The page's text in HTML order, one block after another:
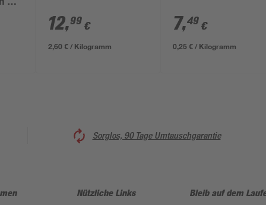
Ø
12,99 €
2,60 € / Kilogramm
7,49 €
0,25 € / Kilogramm
Sorglos, 90 Tage Umtauschgarantie
Nützliche Links Bleib auf dem